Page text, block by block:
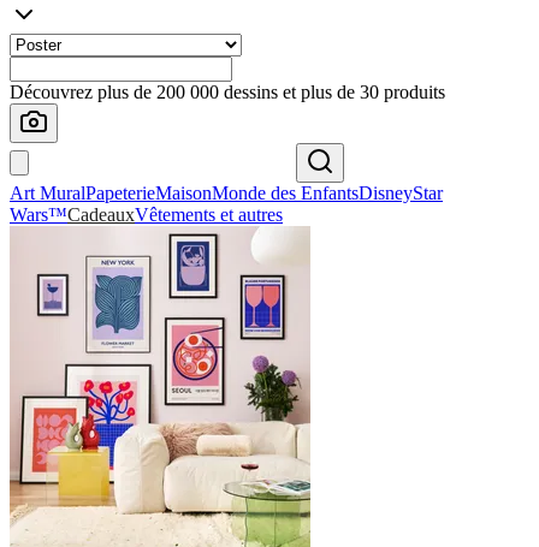
Découvrez plus de 200 000 dessins et plus de 30 produits
Art MuralPapeterieMaisonMonde des EnfantsDisneyStar
Wars™CadeauxVêtements et autres